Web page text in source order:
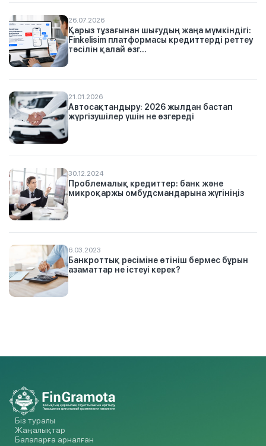
26.07.2026
Қарыз тұзағынан шығудың жаңа мүмкіндігі:
Finkelisim платформасы кредиттерді реттеу
тәсілін қалай өзг...
21.01.2026
Автосақтандыру: 2026 жылдан бастап
жүргізушілер үшін не өзгереді
30.12.2024
Проблемалық кредиттер: банк және
микроқаржы омбудсмандарына жүгініңіз
6.03.2023
Банкроттық рәсіміне өтініш бермес бұрын
азаматтар не істеуі керек?
Біз туралы
Жаңалықтар
Балаларға арналған